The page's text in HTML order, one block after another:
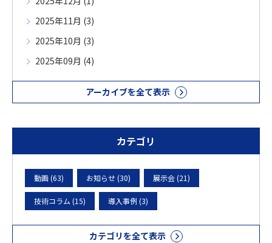
2025年11月 (3)
2025年10月 (3)
2025年09月 (4)
アーカイブを全て表示
カテゴリ
動画 (63) お知らせ (30) 展示会 (21)
技術コラム (15) 導入事例 (3)
カテゴリを全て表示